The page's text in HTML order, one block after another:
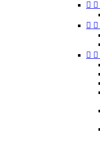
 
 
 